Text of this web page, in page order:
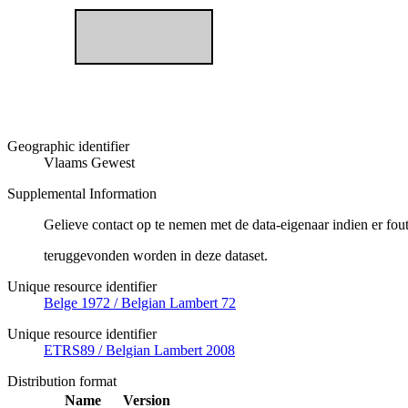
Geographic identifier
Vlaams Gewest
Supplemental Information
Gelieve contact op te nemen met de data-eigenaar indien er
teruggevonden worden in deze dataset.
Unique resource identifier
Belge 1972 / Belgian Lambert 72
Unique resource identifier
ETRS89 / Belgian Lambert 2008
Distribution format
Name
Version